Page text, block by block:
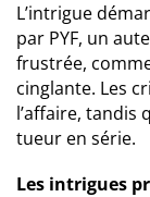
L’intrigue
par PYF, un
frustrée,
cinglante. Les
l’affaire, tandis
tueur en série.
Les intrigues